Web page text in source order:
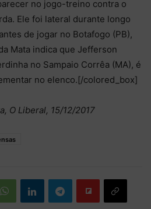
no jogo-treino contra o
Ele foi lateral durante longo
de jogar no Botafogo (PB),
Mata indica que Jefferson
no Sampaio Corrêa (MA), é
no elenco.[/colored_box]
O Liberal, 15/12/2017